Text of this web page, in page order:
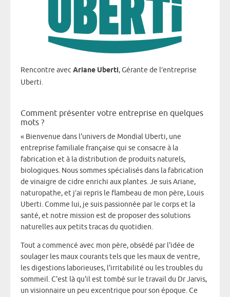
Rencontre avec Ariane Uberti, Gérante de l’entreprise
Uberti.
Comment présenter votre entreprise en quelques
mots ?
« Bienvenue dans l'univers de Mondial Uberti, une
entreprise familiale française qui se consacre à la
fabrication et à la distribution de produits naturels,
biologiques. Nous sommes spécialisés dans la fabrication
de vinaigre de cidre enrichi aux plantes. Je suis Ariane,
naturopathe, et j’ai repris le flambeau de mon père, Louis
Uberti. Comme lui, je suis passionnée par le corps et la
santé, et notre mission est de proposer des solutions
naturelles aux petits tracas du quotidien.
Tout a commencé avec mon père, obsédé par l'idée de
soulager les maux courants tels que les maux de ventre,
les digestions laborieuses, l'irritabilité ou les troubles du
sommeil. C'est là qu'il est tombé sur le travail du Dr Jarvis,
un visionnaire un peu excentrique pour son époque. Ce